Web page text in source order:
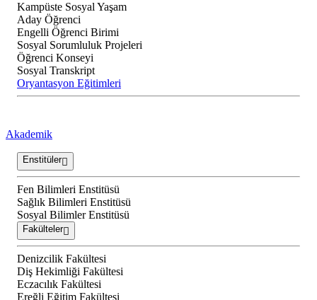
Kampüste Sosyal Yaşam
Aday Öğrenci
Engelli Öğrenci Birimi
Sosyal Sorumluluk Projeleri
Öğrenci Konseyi
Sosyal Transkript
Oryantasyon Eğitimleri
Akademik
Enstitüler
Fen Bilimleri Enstitüsü
Sağlık Bilimleri Enstitüsü
Sosyal Bilimler Enstitüsü
Fakülteler
Denizcilik Fakültesi
Diş Hekimliği Fakültesi
Eczacılık Fakültesi
Ereğli Eğitim Fakültesi